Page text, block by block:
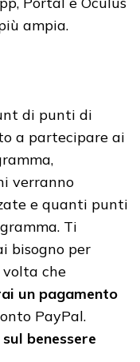
ampia.
di punti di
a partecipare ai
verranno
e quanti punti
Ti
bisogno per
che
un pagamento
PayPal.
benessere